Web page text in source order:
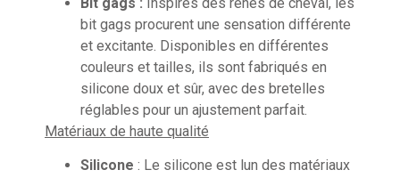
bit gags procurent une sensation différente
et excitante. Disponibles en différentes
couleurs et tailles, ils sont fabriqués en
silicone doux et sûr, avec des bretelles
réglables pour un ajustement parfait.
Matériaux de haute qualité
Silicone : Le silicone est lun des matériaux